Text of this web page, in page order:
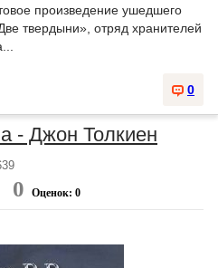
произведение ушедшего
твердыни», отряд хранителей
0
- Джон Толкиен
0 Оценок: 0